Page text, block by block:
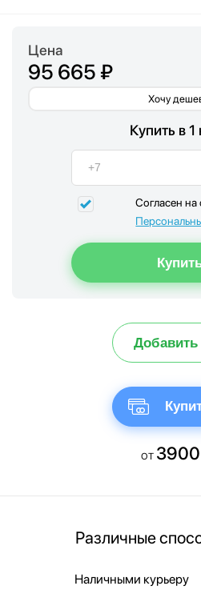
Цена
95 665 ₽
Хочу
Купить в 1
Согласен на
Добавить
от 3900
Различные
Наличными курьеру